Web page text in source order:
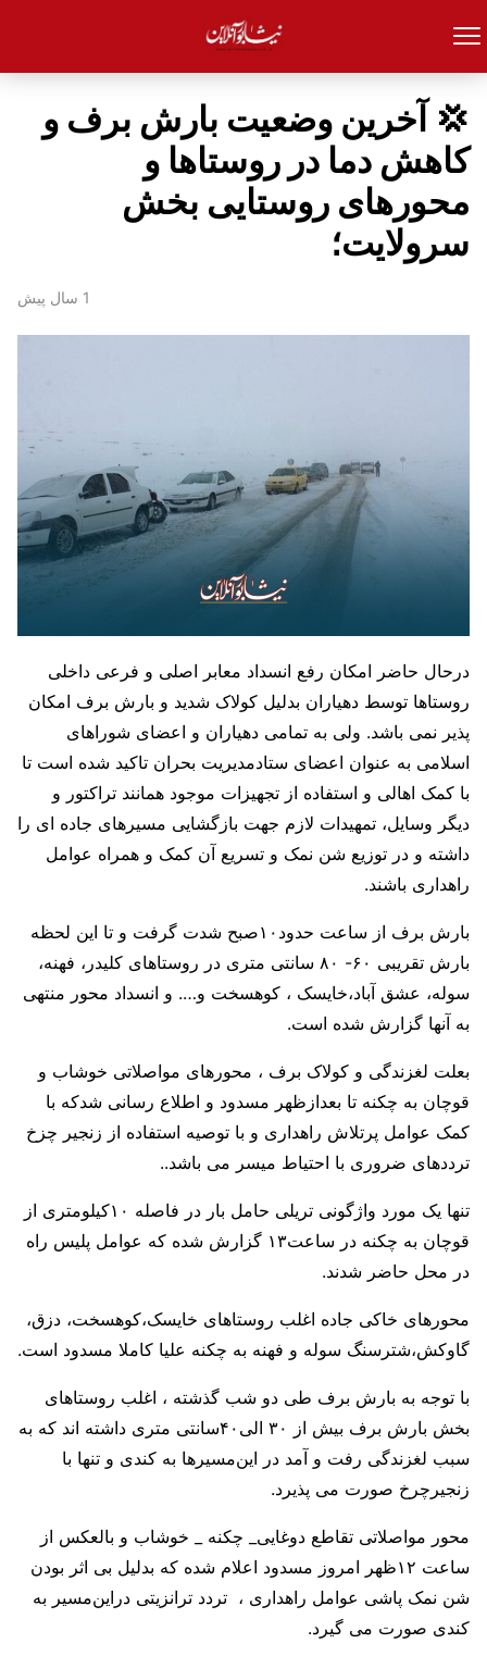
💢 آخرین وضعیت بارش برف و
کاهش دما در روستاها و
محورهای روستایی بخش
سرولایت؛
1 سال پیش
درحال حاضر امکان رفع انسداد معابر اصلی و فرعی داخلی
روستاها توسط دهیاران بدلیل کولاک شدید و بارش برف امکان
پذیر نمی باشد. ولی به تمامی دهیاران و اعضای شوراهای
اسلامی به عنوان اعضای ستادمدیریت بحران تاکید شده است تا
با کمک اهالی و استفاده از تجهیزات موجود همانند تراکتور و
دیگر وسایل، تمهیدات لازم جهت بازگشایی مسیرهای جاده ای را
داشته و در توزیع شن نمک و تسریع آن کمک و همراه عوامل
راهداری باشند.
بارش برف از ساعت حدود۱۰صبح شدت گرفت و تا این لحظه
بارش تقریبی ۶۰- ۸۰ سانتی متری در روستاهای کلیدر، فهنه،
سوله، عشق آباد،خایسک ، کوهسخت و…. و انسداد محور منتهی
به آنها گزارش شده است.
بعلت لغزندگی و کولاک برف ، محورهای مواصلاتی خوشاب و
قوچان به چکنه تا بعدازظهر مسدود و اطلاع رسانی شدکه با
کمک عوامل پرتلاش راهداری و با توصیه استفاده از زنجیر چزخ
ترددهای ضروری با احتیاط میسر می باشد..
تنها یک مورد واژگونی تریلی حامل بار در فاصله ۱۰کیلومتری از
قوچان به چکنه در ساعت۱۳ گزارش شده که عوامل پلیس راه
در محل حاضر شدند.
محورهای خاکی جاده اغلب روستاهای خایسک،کوهسخت، دزق،
گاوکش،شترسنگ سوله و فهنه به چکنه علیا کاملا مسدود است.
با توجه به بارش برف طی دو شب گذشته ، اغلب روستاهای
بخش بارش برف بیش از ۳۰ الی۴۰سانتی متری داشته اند که به
سبب لغزندگی رفت و آمد در این‌مسیرها به کندی و تنها با
زنجیرچرخ صورت می پذیرد.
محور مواصلاتی تقاطع دوغایی_ چکنه _ خوشاب و بالعکس از
ساعت ۱۲ظهر امروز مسدود اعلام شده که بدلیل بی اثر بودن
شن نمک پاشی عوامل راهداری ، تردد ترانزیتی دراین‌مسیر به
کندی صورت می گیرد.